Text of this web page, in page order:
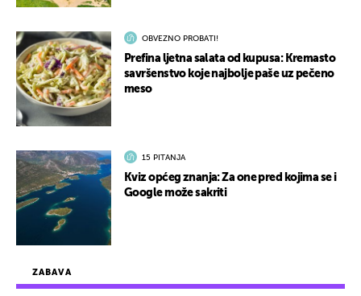
ZABAVA
OBVEZNO PROBATI!
Prefina ljetna salata od kupusa: Kremasto
savršenstvo koje najbolje paše uz pečeno
meso
15 PITANJA
Kviz općeg znanja: Za one pred kojima se i
Google može sakriti